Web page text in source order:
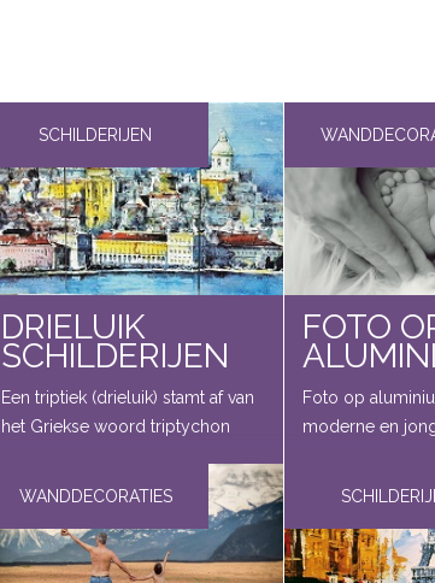
SCHILDERIJEN
DRIELUIK
SCHILDERIJEN
Een triptiek (drieluik) stamt af van
het Griekse woord triptychon
schilderij dat in verschillende
composities opgesplitst kan
worden. Triptieken werden al
gemaakt...
FOTO
Foto op
moderne en
aluminium
afgewerkt
spiegeling
WANDDECORATIES